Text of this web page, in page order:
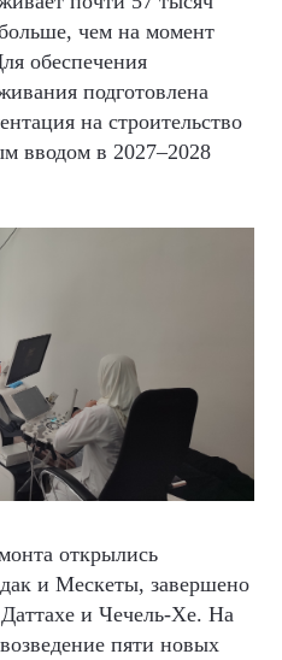
чем на момент
обеспечения
подготовлена
на строительство
вводом в 2027–2028
открылись
и Мескеты, завершено
и Чечель-Хе. На
пяти новых